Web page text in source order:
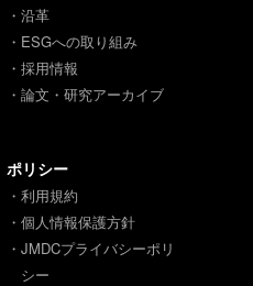
・沿革
・ESGへの取り組み
・採用情報
・論文・研究アーカイブ
ポリシー
・利用規約
・個人情報保護方針
・JMDCプライバシーポリ
シー